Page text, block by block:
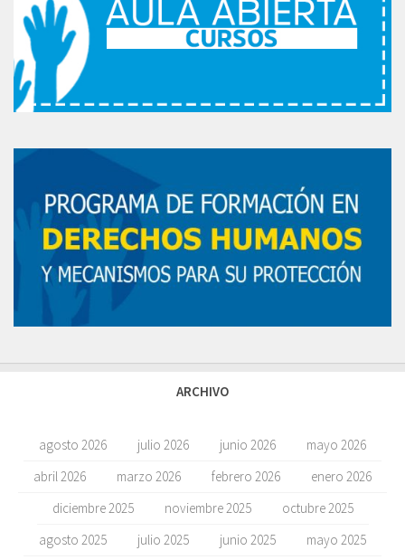
ARCHIVO
agosto 2026 julio 2026 junio 2026
mayo 2026
abril 2026
marzo 2026 febrero 2026
enero 2026
diciembre 2025
noviembre 2025
octubre 2025
agosto 2025
julio 2025 junio 2025
mayo 2025